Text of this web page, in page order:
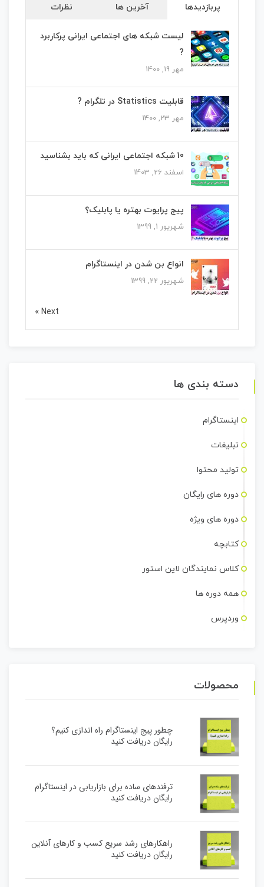
پربازدیدها آخرین ها نظرات
لیست شبکه های اجتماعی ایرانی پرکاربرد
?
مهر 19, 1400
قابلیت Statistics در تلگرام ?
مهر 23, 1400
10 شبکه اجتماعی ایرانی که باید بشناسید
اسفند 26, 1403
پیج پرایوت بهتره یا پابلیک؟
شهریور 1, 1399
انواع بن شدن در اینستاگرام
شهریور 22, 1399
Next »
دسته بندی ها
اینستاگرام
تبلیغات
تولید محتوا
دوره های رایگان
دوره های ویژه
کتابچه
کلاس نمایندگان لاین استور
همه دوره ها
وردپرس
محصولات
چطور پیج اینستاگرام راه اندازی کنیم؟
رایگان دریافت کنید
ترفندهای ساده برای بازاریابی در اینستاگرام
رایگان دریافت کنید
راهکارهای رشد سریع کسب و کارهای آنلاین
رایگان دریافت کنید